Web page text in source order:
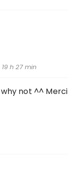
h 27 min
why not ^^ Merci